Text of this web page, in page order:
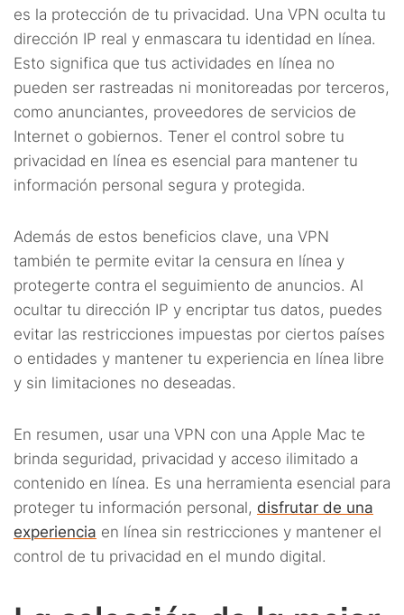
es la protección de tu privacidad. Una VPN oculta tu
dirección IP real y enmascara tu identidad en línea.
Esto significa que tus actividades en línea no
pueden ser rastreadas ni monitoreadas por terceros,
como anunciantes, proveedores de servicios de
Internet o gobiernos. Tener el control sobre tu
privacidad en línea es esencial para mantener tu
información personal segura y protegida.
Además de estos beneficios clave, una VPN
también te permite evitar la censura en línea y
protegerte contra el seguimiento de anuncios. Al
ocultar tu dirección IP y encriptar tus datos, puedes
evitar las restricciones impuestas por ciertos países
o entidades y mantener tu experiencia en línea libre
y sin limitaciones no deseadas.
En resumen, usar una VPN con una Apple Mac te
brinda seguridad, privacidad y acceso ilimitado a
contenido en línea. Es una herramienta esencial para
proteger tu información personal, disfrutar de una
experiencia en línea sin restricciones y mantener el
control de tu privacidad en el mundo digital.